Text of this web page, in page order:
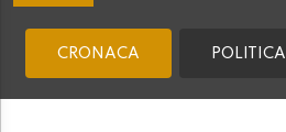
CRONACA POLITICA